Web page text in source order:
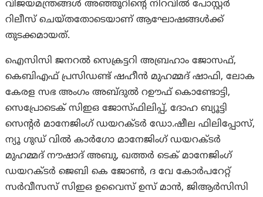
വിജയമന്ത്രങ്ങള്‍ അഞ്ഞൂറിന്റെ നിറവില്‍ പോസ്റ്റര്‍
റിലീസ് ചെയ്തതോടെയാണ് ആഘോഷങ്ങള്‍ക്ക്
തുടക്കമായത്.
ഐസിസി ജനറല്‍ സെക്രട്ടറി അബ്രഹാം ജോസഫ്,
കെബിഎഫ് പ്രസിഡണ്ട് ഷഹീന്‍ മുഹമ്മദ് ഷാഫി, ലോക
കേരള സഭ അംഗം അബ്ദുല്‍ റഊഫ് കൊണ്ടോട്ടി,
സെപ്രോടെക് സിഇഒ ജോസ്ഫിലിപ്പ്, ദോഹ ബ്യൂട്ടി
സെന്റര്‍ മാനേജിംഗ് ഡയറക്ടര്‍ ഡോ.ഷീല ഫിലിപ്പോസ്,
ന്യൂ ഗുഡ് വില്‍ കാര്‍ഗോ മാനേജിംഗ് ഡയറക്ടര്‍
മുഹമ്മദ് നൗഷാദ് അബു, ഖത്തര്‍ ടെക് മാനേജിംഗ്
ഡയറക്ടര്‍ ജെബി കെ ജോണ്‍, ദ വേ കോര്‍പറേറ്റ്
സര്‍വീസസ് സിഇഒ ഉവൈസ് ഉസ് മാന്‍, ജിആര്‍സിസി